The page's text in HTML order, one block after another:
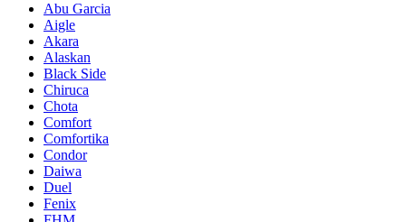
Abu Garcia
Aigle
Akara
Alaskan
Black Side
Chiruca
Chota
Comfort
Comfortika
Condor
Daiwa
Duel
Fenix